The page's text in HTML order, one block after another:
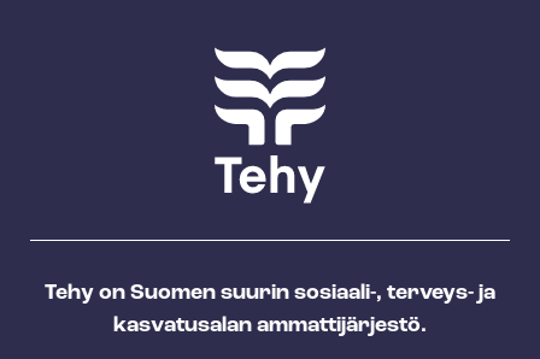
Tehy on Suomen suurin sosiaali-, terveys- ja
kasvatusalan ammattijärjestö.